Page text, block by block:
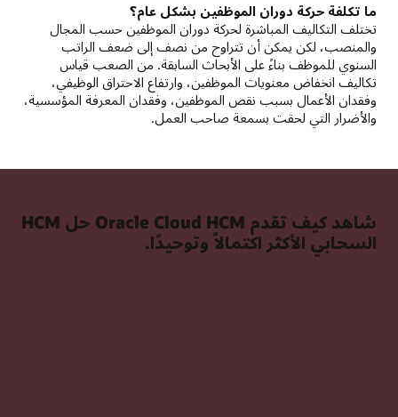
ما تكلفة حركة دوران الموظفين بشكل عام؟
تختلف التكاليف المباشرة لحركة دوران الموظفين حسب المجال
والمنصب، لكن يمكن أن تتراوح من نصف إلى ضعف الراتب
السنوي للموظف بناءً على الأبحاث السابقة. من الصعب قياس
تكاليف انخفاض معنويات الموظفين، وارتفاع الاحتراق الوظيفي،
وفقدان الأعمال بسبب نقص الموظفين، وفقدان المعرفة المؤسسية،
والأضرار التي لحقت بسمعة صاحب العمل.
شاهد كيف تقدم Oracle Cloud HCM حل HCM
السحابي الأكثر اكتمالاً وتوحيدًا.